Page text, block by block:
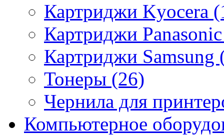
Картриджи Kyocera
Картриджи
Картриджи Samsung
Тонеры (26)
Чернила для
Компьютерное